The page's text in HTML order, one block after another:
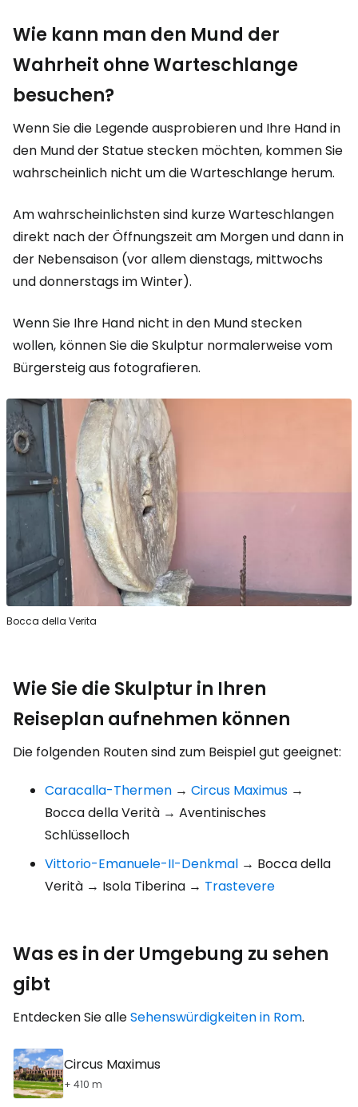
Wie kann man den Mund der
Wahrheit ohne Warteschlange
besuchen?
Wenn Sie die Legende ausprobieren und Ihre Hand in
den Mund der Statue stecken möchten, kommen Sie
wahrscheinlich nicht um die Warteschlange herum.
Am wahrscheinlichsten sind kurze Warteschlangen
direkt nach der Öffnungszeit am Morgen und dann in
der Nebensaison (vor allem dienstags, mittwochs
und donnerstags im Winter).
Wenn Sie Ihre Hand nicht in den Mund stecken
wollen, können Sie die Skulptur normalerweise vom
Bürgersteig aus fotografieren.
Bocca della Verita
Wie Sie die Skulptur in Ihren
Reiseplan aufnehmen können
Die folgenden Routen sind zum Beispiel gut geeignet:
Caracalla-Thermen → Circus Maximus →
Bocca della Verità → Aventinisches
Schlüsselloch
Vittorio-Emanuele-II-Denkmal → Bocca della
Verità → Isola Tiberina → Trastevere
Was es in der Umgebung zu sehen
gibt
Entdecken Sie alleSehenswürdigkeiten in Rom.
Circus Maximus
+ 410 m